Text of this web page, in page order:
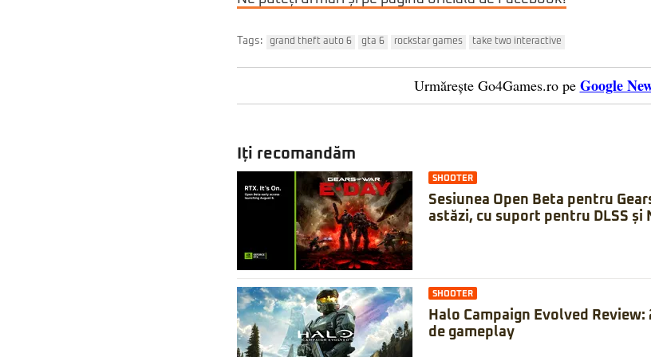
Tags: grand theft auto 6 gta 6 rockstar games take two interactive
Urmărește Go4Games.ro pe Google
Iți recomandăm
SHOOTER
Sesiunea Open Beta pentru
astăzi, cu suport pentru DLSS și
SHOOTER
Halo Campaign Evolved
de gameplay